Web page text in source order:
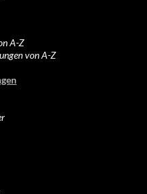
A-Z
von A-Z